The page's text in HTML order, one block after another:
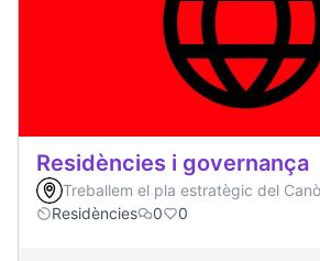
Residències i governança
Treballem el pla estratègic del
Residències
0 0